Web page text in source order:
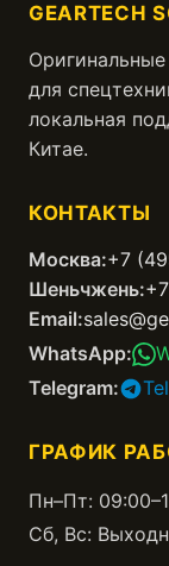
GEARTECH
для
локальная
Китае.
КОНТАКТЫ
Москва:+7
Шеньчжень:
Email:
WhatsApp:
Telegram:
ГРАФИК
Пн–Пт:
Сб, Вс: